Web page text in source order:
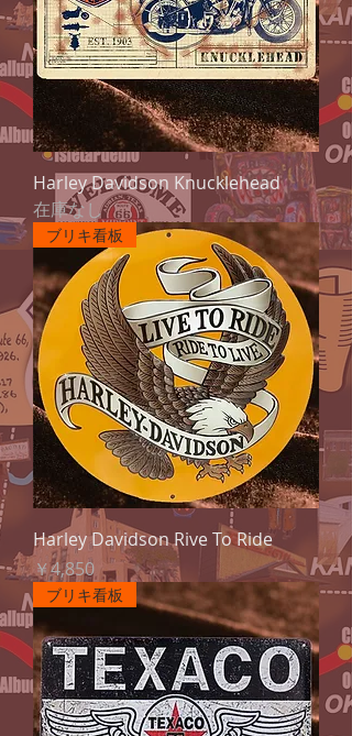
Harley Davidson Knucklehead
在庫なし
ブリキ看板
Harley Davidson Rive To Ride
価格
￥4,850
ブリキ看板